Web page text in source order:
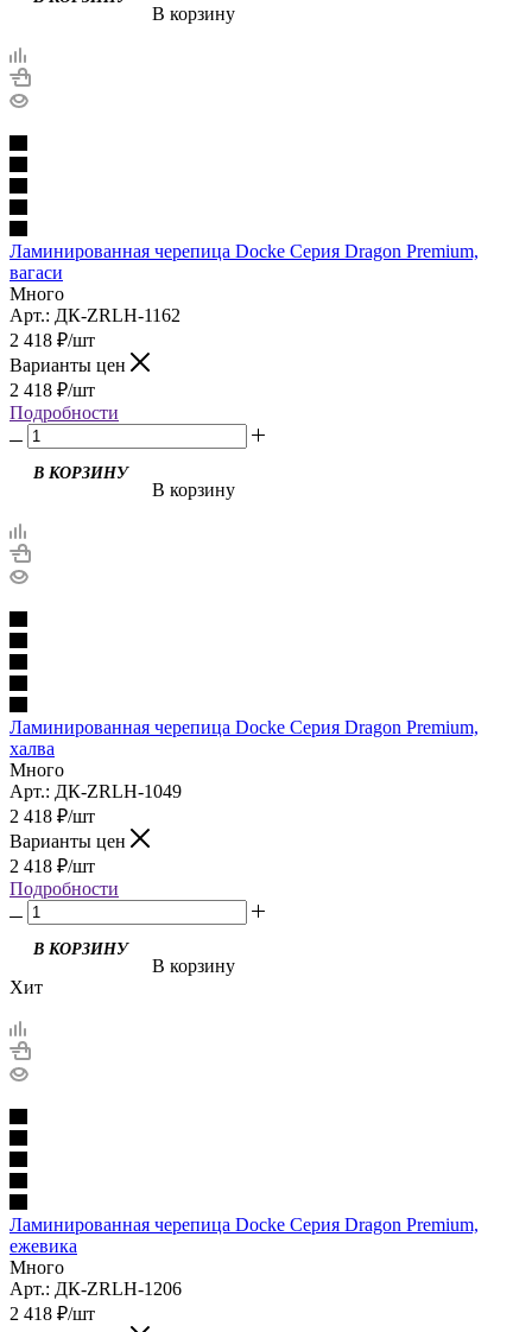
В корзину
Ламинированная черепица Docke Серия Dragon Premium,
вагаси
Много
Арт.: ДК-ZRLH-1162
2 418 ₽/шт
Варианты цен
2 418 ₽/шт
Подробности
В корзину
Ламинированная черепица Docke Серия Dragon Premium,
халва
Много
Арт.: ДК-ZRLH-1049
2 418 ₽/шт
Варианты цен
2 418 ₽/шт
Подробности
В корзину
Хит
Ламинированная черепица Docke Серия Dragon Premium,
ежевика
Много
Арт.: ДК-ZRLH-1206
2 418 ₽/шт